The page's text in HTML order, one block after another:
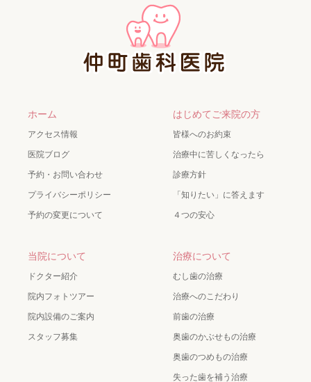
ホーム
アクセス情報
医院ブログ
予約・お問い合わせ
プライバシーポリシー
予約の変更について
はじめてご来院の方
皆様へのお約束
治療中に苦しくなったら
診療方針
「知りたい」に答えます
４つの安心
当院について
ドクター紹介
院内フォトツアー
院内設備のご案内
スタッフ募集
治療について
むし歯の治療
治療へのこだわり
前歯の治療
奥歯のかぶせもの治療
奥歯のつめもの治療
失った歯を補う治療